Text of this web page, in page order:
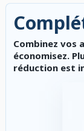
Combinez vos
économisez.
réduction est